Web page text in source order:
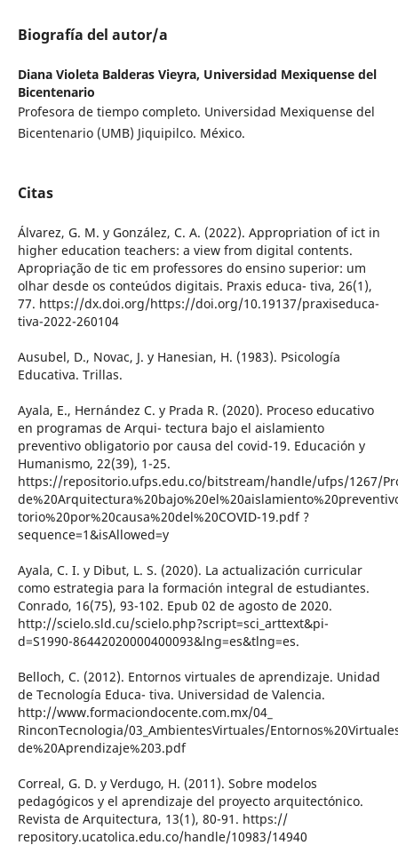
Biografía del autor/a
Diana Violeta Balderas Vieyra, Universidad Mexiquense del
Bicentenario
Profesora de tiempo completo. Universidad Mexiquense del
Bicentenario (UMB) Jiquipilco. México.
Citas
Álvarez, G. M. y González, C. A. (2022). Appropriation of ict in
higher education teachers: a view from digital contents.
Apropriação de tic em professores do ensino superior: um
olhar desde os conteúdos digitais. Praxis educa- tiva, 26(1),
77. https://dx.doi.org/https://doi.org/10.19137/praxiseduca-
tiva-2022-260104
Ausubel, D., Novac, J. y Hanesian, H. (1983). Psicología
Educativa. Trillas.
Ayala, E., Hernández C. y Prada R. (2020). Proceso educativo
en programas de Arqui- tectura bajo el aislamiento
preventivo obligatorio por causa del covid-19. Educación y
Humanismo, 22(39), 1-25.
https://repositorio.ufps.edu.co/bitstream/handle/ufps/1267/
torio%20por%20causa%20del%20COVID-19.pdf ?
sequence=1&isAllowed=y
Ayala, C. I. y Dibut, L. S. (2020). La actualización curricular
como estrategia para la formación integral de estudiantes.
Conrado, 16(75), 93-102. Epub 02 de agosto de 2020.
http://scielo.sld.cu/scielo.php?script=sci_arttext&pi-
d=S1990-86442020000400093&lng=es&tlng=es.
Belloch, C. (2012). Entornos virtuales de aprendizaje. Unidad
de Tecnología Educa- tiva. Universidad de Valencia.
http://www.formaciondocente.com.mx/04_
RinconTecnologia/03_AmbientesVirtuales/
de%20Aprendizaje%203.pdf
Correal, G. D. y Verdugo, H. (2011). Sobre modelos
pedagógicos y el aprendizaje del proyecto arquitectónico.
Revista de Arquitectura, 13(1), 80-91. https://
repository.ucatolica.edu.co/handle/10983/14940